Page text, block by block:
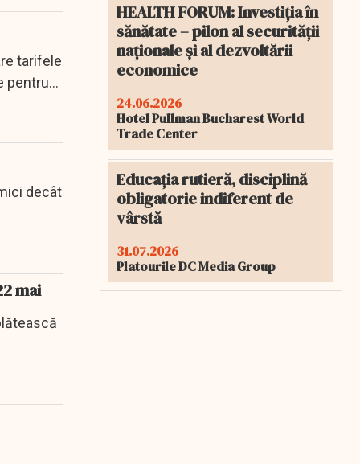
tarifele
pentru
decât
mai
HEALTH FORUM: Investiția în
sănătate – pilon al securității
naționale și al dezvoltării
economice
24.06.2026
Hotel Pullman Bucharest World
Trade Center
Educația rutieră, disciplină
obligatorie indiferent de
vârstă
31.07.2026
Platourile DC Media Group